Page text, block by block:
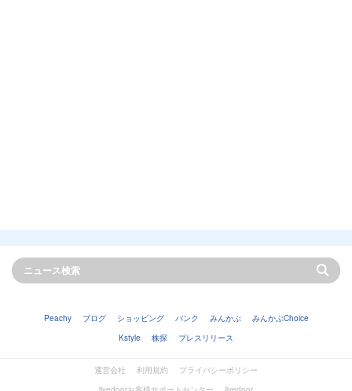
Peachy ブログ ショッピング バンク みんかぶ
みんかぶChoice
Kstyle
株探 プレスリリース
運営会社 利用規約
プライバシーポリシー